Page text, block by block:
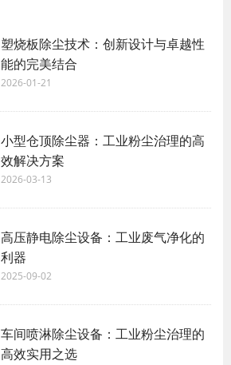
塑烧板除尘技术：创新设计与卓越性
能的完美结合
2026-01-21
小型仓顶除尘器：工业粉尘治理的高
效解决方案
2026-03-13
高压静电除尘设备：工业废气净化的
利器
2025-09-02
车间喷淋除尘设备：工业粉尘治理的
高效实用之选